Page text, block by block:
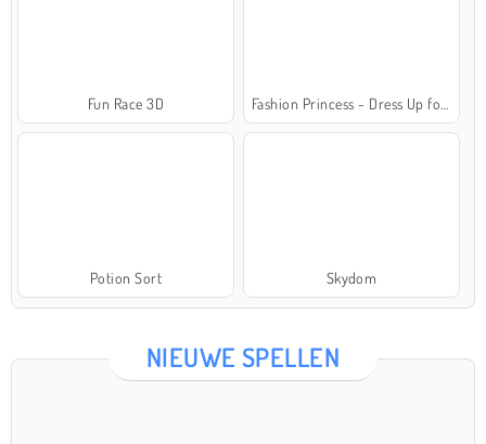
Fun Race 3D
Potion Sort Skydom
NIEUWE SPELLEN